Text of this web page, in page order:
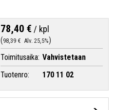
78,40 € / kpl
98,39 € Alv. 25,5%
Toimitusaika: Vahvistetaan
Tuotenro:
170 11 02